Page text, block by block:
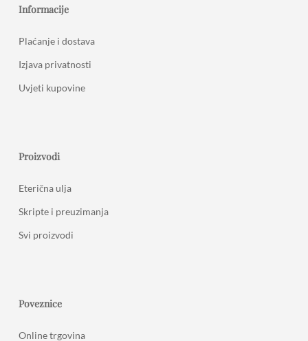
Informacije
Plaćanje i dostava
Izjava privatnosti
Uvjeti kupovine
Proizvodi
Eterična ulja
Skripte i preuzimanja
Svi proizvodi
Poveznice
Online trgovina